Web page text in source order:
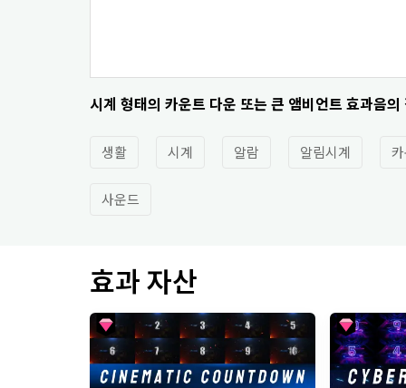
시계 형태의 카운트 다운 또는 큰 앰비언트 효과음의
생활 시계 알람 알림시계
사운드
효과 자산